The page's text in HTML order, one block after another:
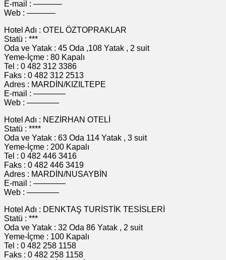
E-mail : ———–
Web : ———–
Hotel Adı : OTEL ÖZTOPRAKLAR
Statü : ***
Oda ve Yatak : 45 Oda ,108 Yatak , 2 suit
Yeme-İçme : 80 Kapalı
Tel : 0 482 312 3386
Faks : 0 482 312 2513
Adres : MARDİN/KIZILTEPE
E-mail : ————
Web : ————
Hotel Adı : NEZİRHAN OTELİ
Statü : ****
Oda ve Yatak : 63 Oda 114 Yatak , 3 suit
Yeme-İçme : 200 Kapalı
Tel : 0 482 446 3416
Faks : 0 482 446 3419
Adres : MARDİN/NUSAYBİN
E-mail : ————
Web : ————
Hotel Adı : DENKTAŞ TURİSTİK TESİSLERİ
Statü : ***
Oda ve Yatak : 32 Oda 86 Yatak , 2 suit
Yeme-İçme : 100 Kapalı
Tel : 0 482 258 1158
Faks : 0 482 258 1158